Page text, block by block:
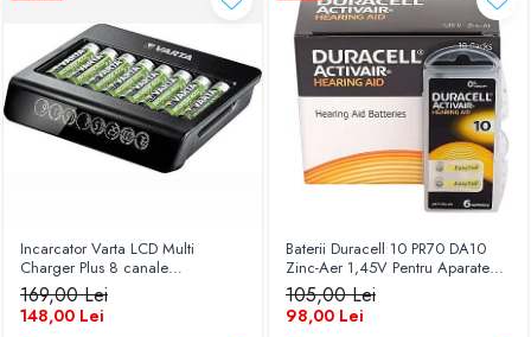
Incarcator Varta LCD Multi
Charger Plus 8 canale
independente pentru acumulatori
AA (R6) / AAA (R3) 1,2V Ni-MH
57681
169,00 Lei
148,00 Lei
Baterii Duracell 10 PR70 DA10
Zinc-Aer 1,45V Pentru Aparate
Auditive Set 60 Baterii
105,00 Lei
98,00 Lei